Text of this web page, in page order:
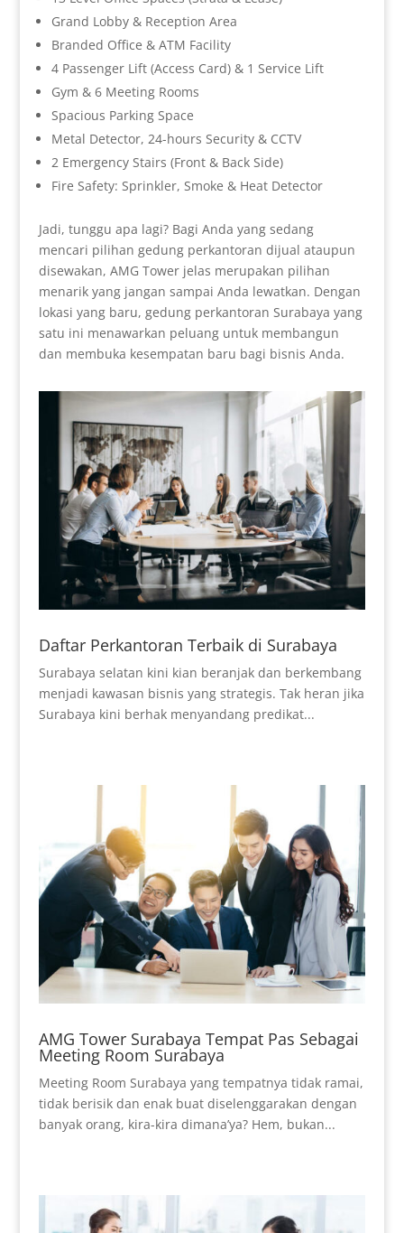
Grand Lobby & Reception Area
Branded Office & ATM Facility
4 Passenger Lift (Access Card) & 1 Service Lift
Gym & 6 Meeting Rooms
Spacious Parking Space
Metal Detector, 24-hours Security & CCTV
2 Emergency Stairs (Front & Back Side)
Fire Safety: Sprinkler, Smoke & Heat Detector
Jadi, tunggu apa lagi? Bagi Anda yang sedang
mencari pilihan gedung perkantoran dijual ataupun
disewakan, AMG Tower jelas merupakan pilihan
menarik yang jangan sampai Anda lewatkan. Dengan
lokasi yang baru, gedung perkantoran Surabaya yang
satu ini menawarkan peluang untuk membangun
dan membuka kesempatan baru bagi bisnis Anda.
Daftar Perkantoran Terbaik di Surabaya
Surabaya selatan kini kian beranjak dan berkembang
menjadi kawasan bisnis yang strategis. Tak heran jika
Surabaya kini berhak menyandang predikat...
AMG Tower Surabaya Tempat Pas Sebagai
Meeting Room Surabaya
Meeting Room Surabaya yang tempatnya tidak ramai,
tidak berisik dan enak buat diselenggarakan dengan
banyak orang, kira-kira dimana’ya? Hem, bukan...